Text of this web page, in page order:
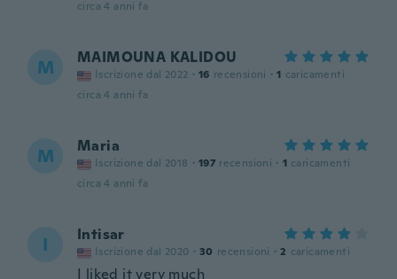
circa 4 anni fa
M MAIMOUNA KALIDOU
Iscrizione dal 2022 · 16 recensioni · 1 caricamenti
circa 4 anni fa
M Maria
Iscrizione dal 2018 · 197 recensioni · 1 caricamenti
circa 4 anni fa
I Intisar
Iscrizione dal 2020 · 30 recensioni · 2 caricamenti
I liked it very much